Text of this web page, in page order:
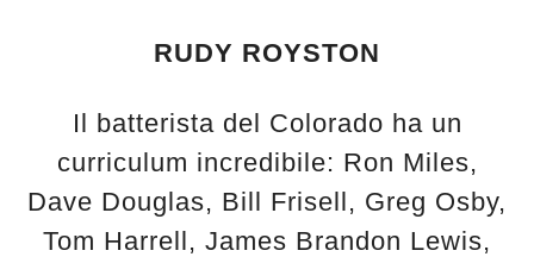
RUDY ROYSTON
Il batterista del Colorado ha un
curriculum incredibile: Ron Miles,
Dave Douglas, Bill Frisell, Greg Osby,
Tom Harrell, James Brandon Lewis,